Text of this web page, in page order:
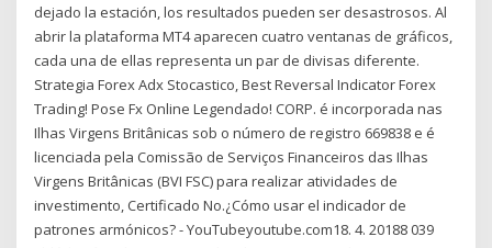
dejado la estación, los resultados pueden ser desastrosos. Al
abrir la plataforma MT4 aparecen cuatro ventanas de gráficos,
cada una de ellas representa un par de divisas diferente.
Strategia Forex Adx Stocastico, Best Reversal Indicator Forex
Trading! Pose Fx Online Legendado! CORP. é incorporada nas
Ilhas Virgens Britânicas sob o número de registro 669838 e é
licenciada pela Comissão de Serviços Financeiros das Ilhas
Virgens Britânicas (BVI FSC) para realizar atividades de
investimento, Certificado No.¿Cómo usar el indicador de
patrones armónicos? - YouTubeyoutube.com18. 4. 20188 039